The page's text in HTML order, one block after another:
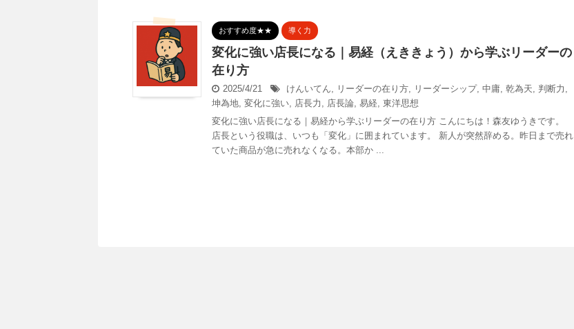
おすすめ度★★ 導く力
変化に強い店長になる｜易経（えききょう）から学ぶリーダーの
在り方
2025/4/21 けんいてん リーダーの在り方 リーダーシップ, 中庸 乾為天 判断力
坤為地 変化に強い 店長力 店長論 易経 東洋思想
変化に強い店長になる｜易経から学ぶリーダーの在り方 こんにちは！森友ゆうきです。
店長という役職は、いつも「変化」に囲まれています。 新人が突然辞める。昨日まで売れ
ていた商品が急に売れなくなる。本部か ...